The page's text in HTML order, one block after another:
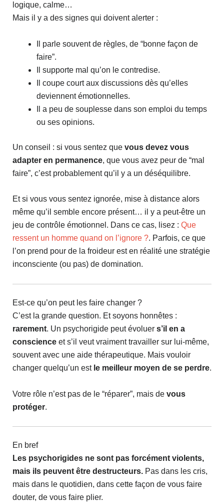
logique, calme…
Mais il y a des signes qui doivent alerter :
Il parle souvent de règles, de “bonne façon de
faire”.
Il supporte mal qu’on le contredise.
Il coupe court aux discussions dès qu’elles
deviennent émotionnelles.
Il a peu de souplesse dans son emploi du temps
ou ses opinions.
Un conseil : si vous sentez que vous devez vous
adapter en permanence, que vous avez peur de “mal
faire”, c’est probablement qu’il y a un déséquilibre.
Et si vous vous sentez ignorée, mise à distance alors
même qu’il semble encore présent… il y a peut-être un
jeu de contrôle émotionnel. Dans ce cas, lisez : Que
ressent un homme quand on l’ignore ?. Parfois, ce que
l’on prend pour de la froideur est en réalité une stratégie
inconsciente (ou pas) de domination.
Est-ce qu’on peut les faire changer ?
C’est la grande question. Et soyons honnêtes :
rarement. Un psychorigide peut évoluer s’il en a
conscienceet s’il veut vraiment travailler sur lui-même,
souvent avec une aide thérapeutique. Mais vouloir
changer quelqu’un est le meilleur moyen de se perdre.
Votre rôle n’est pas de le “réparer”, mais de vous
protéger.
En bref
Les psychorigides ne sont pas forcément violents,
mais ils peuvent être destructeurs.Pas dans les cris,
mais dans le quotidien, dans cette façon de vous faire
douter, de vous faire plier.